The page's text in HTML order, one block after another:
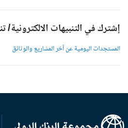
إشترك في التنبيهات الالكترونية/
المستجدات اليومية عن آخر المشاريع والوثائق